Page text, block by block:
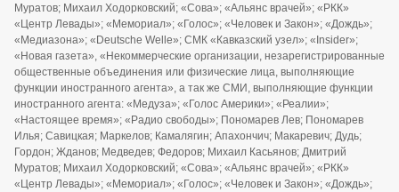
Муратов; Михаил Ходорковский; «Сова»; «Альянс врачей»; «РКК»
«Центр Левады»; «Мемориал»; «Голос»; «Человек и Закон»; «Дождь»;
«Медиазона»; «Deutsche Welle»; СМК «Кавказский узел»; «Insider»;
«Новая газета», «Некоммерческие организации, незарегистрированные
общественные объединения или физические лица, выполняющие
функции иностранного агента», а так же СМИ, выполняющие функции
иностранного агента: «Медуза»; «Голос Америки»; «Реалии»;
«Настоящее время»; «Радио свободы»; Пономарев Лев; Пономарев
Илья; Савицкая; Маркелов; Камалягин; Апахончич; Макаревич; Дудь;
Гордон; Жданов; Медведев; Федоров; Михаил Касьянов; Дмитрий
Муратов; Михаил Ходорковский; «Сова»; «Альянс врачей»; «РКК»
«Центр Левады»; «Мемориал»; «Голос»; «Человек и Закон»; «Дождь»;